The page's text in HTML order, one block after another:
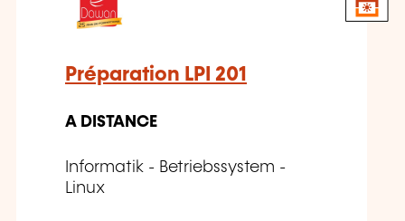
Préparation LPI 201
A DISTANCE
Informatik - Betriebssystem -
Linux